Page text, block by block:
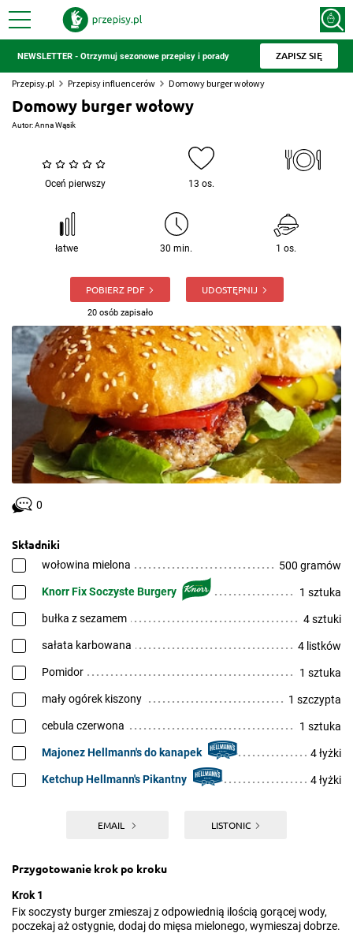
NEWSLETTER - Otrzymuj sezonowe przepisy i porady ZAPISZ SIĘ
Przepisy.pl Przepisy influencerów Domowy burger wołowy
Domowy burger wołowy
Autor:Anna Wąsik
Oceń pierwszy 13 os.
łatwe 30 min. 1 os.
POBIERZ PDF
20 osób zapisało
UDOSTĘPNIJ
0
Składniki
wołowina mielona 500 gramów
Knorr Fix Soczyste Burgery 1 sztuka
bułka z sezamem 4 sztuki
sałata karbowana 4 listków
Pomidor 1 sztuka
mały ogórek kiszony 1 szczypta
cebula czerwona 1 sztuka
Majonez Hellmann's do kanapek 4 łyżki
Ketchup Hellmann's Pikantny 4 łyżki
EMAIL LISTONIC
Przygotowanie krok po kroku
Krok 1
Fix soczysty burger zmieszaj z odpowiednią ilością gorącej wody,
poczekaj aż ostygnie, dodaj do mięsa mielonego, wymieszaj dobrze.